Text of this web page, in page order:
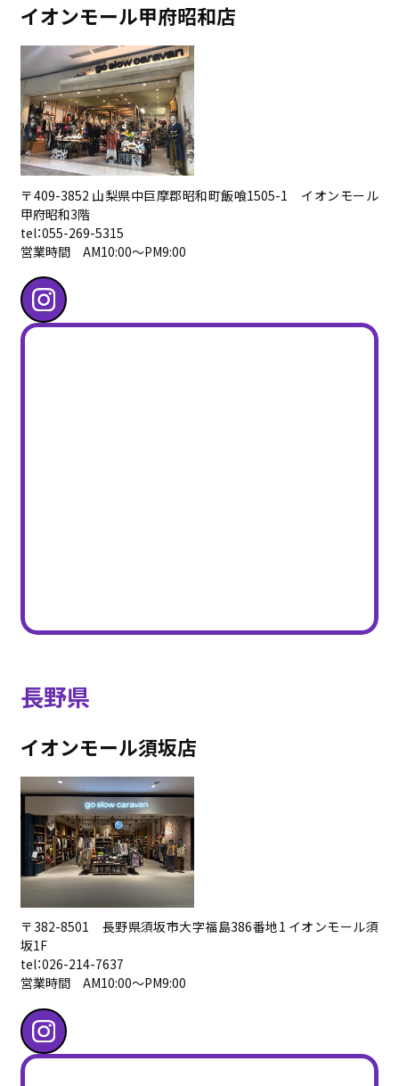
イオンモール甲府昭和店
〒409-3852 山梨県中巨摩郡昭和町飯喰1505-1 イオンモール
甲府昭和3階
tel：055-269-5315
営業時間 AM10:00〜PM9:00
長野県
イオンモール須坂店
〒382-8501 長野県須坂市大字福島386番地1 イオンモール須
坂1F
tel：026-214-7637
営業時間 AM10:00〜PM9:00